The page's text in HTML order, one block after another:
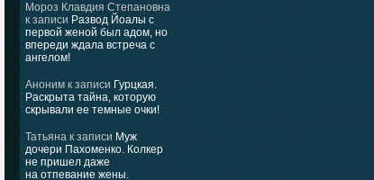
Мороз Клавдия Степановна
к записи Развод Йоалы с
первой женой был адом, но
впереди ждала встреча с
ангелом!
Аноним к записи Гурцкая.
Раскрыта тайна, которую
скрывали ее темные очки!
Татьяна к записи Муж
дочери Пахоменко. Колкер
не пришел даже
на отпевание жены.